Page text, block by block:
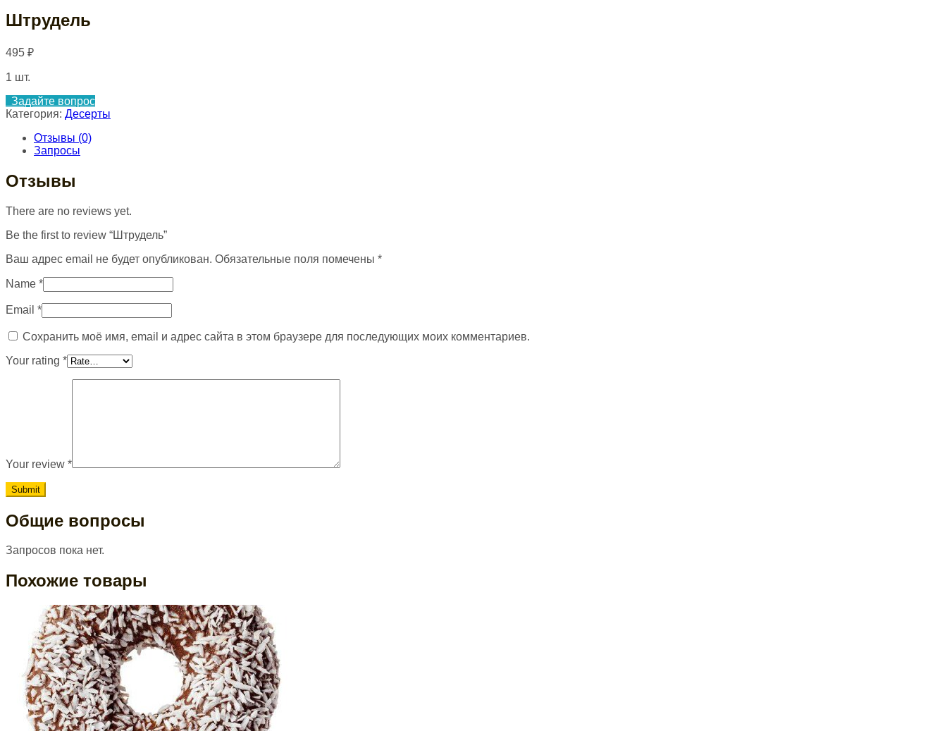
Штрудель
495 ₽
1 шт.
Задайте вопрос
Категория: Десерты
Отзывы (0)
Запросы
Отзывы
There are no reviews yet.
Be the first to review “Штрудель”
Ваш адрес email не будет опубликован. Обязательные поля помечены *
Name *
Email *
Сохранить моё имя, email и адрес сайта в этом браузере для последующих моих комментариев.
Your rating *
Your review *
Общие вопросы
Запросов пока нет.
Похожие товары